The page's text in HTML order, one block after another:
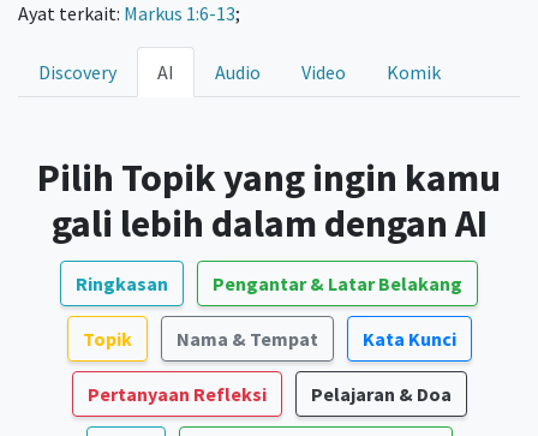
Ayat terkait: Markus 1:6-13;
Discovery AI Audio Video Komik
Pilih Topik yang ingin kamu
gali lebih dalam dengan AI
Ringkasan Pengantar & Latar Belakang
Topik Nama & Tempat Kata Kunci
Pertanyaan Refleksi Pelajaran & Doa